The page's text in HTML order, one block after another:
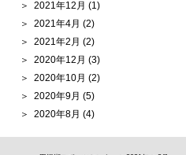
2021年12月(1)
2021年4月(2)
2021年2月(2)
2020年12月(3)
2020年10月(2)
2020年9月(5)
2020年8月(4)